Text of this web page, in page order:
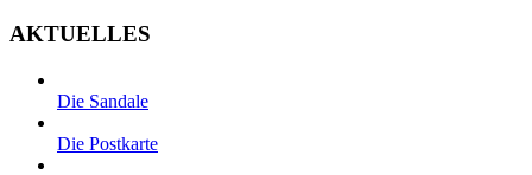
AKTUELLES
Die Sandale
Die Postkarte